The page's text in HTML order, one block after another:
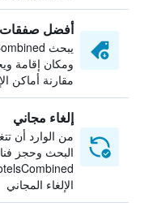
أفضل صفقات
ومكان إقامة
مقارنة أماكن
إلغاء مجاني
من الوارد أن
البحث وحجز
الإلغاء المجاني